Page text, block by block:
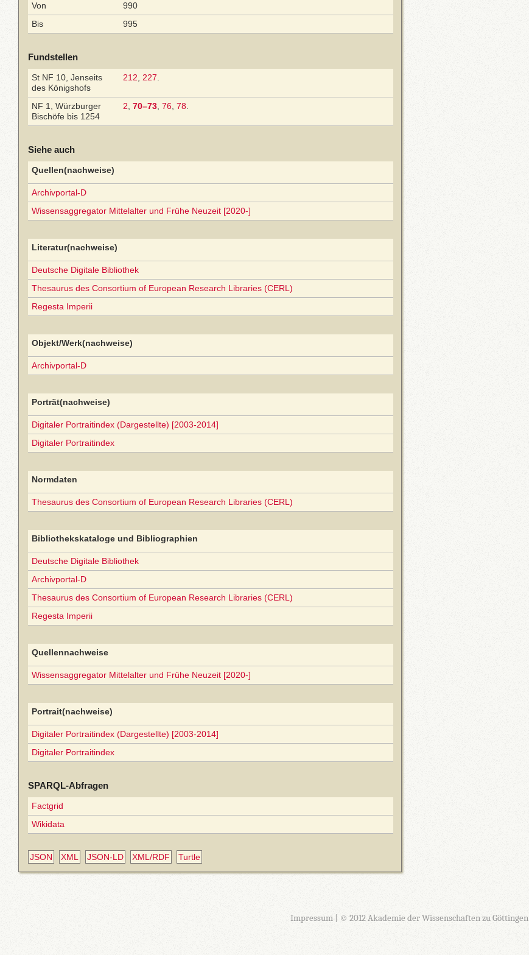
Von
990
Bis
995
Fundstellen
St NF 10, Jenseits
des Königshofs
212 227
NF 1, Würzburger
Bischöfe bis 1254
2 70–73 76 78
Siehe auch
Quellen(nachweise)
Archivportal-D
Wissensaggregator Mittelalter und Frühe Neuzeit [2020-]
Literatur(nachweise)
Deutsche Digitale Bibliothek
Thesaurus des Consortium of European Research Libraries (CERL)
Regesta Imperii
Objekt/Werk(nachweise)
Archivportal-D
Porträt(nachweise)
Digitaler Portraitindex (Dargestellte) [2003-2014]
Digitaler Portraitindex
Normdaten
Thesaurus des Consortium of European Research Libraries (CERL)
Bibliothekskataloge und Bibliographien
Deutsche Digitale Bibliothek
Archivportal-D
Thesaurus des Consortium of European Research Libraries (CERL)
Regesta Imperii
Quellennachweise
Wissensaggregator Mittelalter und Frühe Neuzeit [2020-]
Portrait(nachweise)
Digitaler Portraitindex (Dargestellte) [2003-2014]
Digitaler Portraitindex
SPARQL-Abfragen
Factgrid
Wikidata
JSON XML JSON-LD XML/RDF Turtle
Impressum| © 2012 Akademie der Wissenschaften zu Göttingen